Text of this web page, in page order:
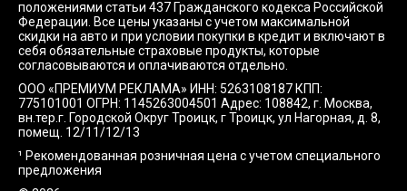
положениями статьи 437 Гражданского кодекса Российской
Федерации. Все цены указаны с учетом максимальной
скидки на авто и при условии покупки в кредит и включают в
себя обязательные страховые продукты, которые
согласовываются и оплачиваются отдельно.
ООО «ПРЕМИУМ РЕКЛАМА» ИНН: 5263108187 КПП:
775101001 ОГРН: 1145263004501 Адрес: 108842, г. Москва,
вн.тер.г. Городской Округ Троицк, г Троицк, ул Нагорная, д. 8,
помещ. 12/11/12/13
¹ Рекомендованная розничная цена с учетом специального
предложения